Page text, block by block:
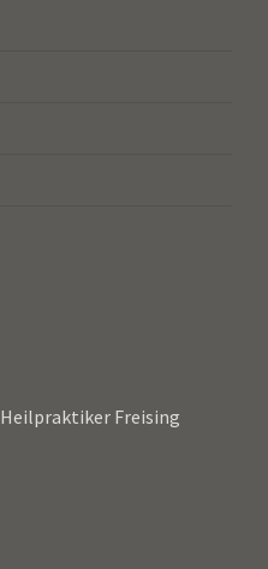
Heilpraktiker Freising